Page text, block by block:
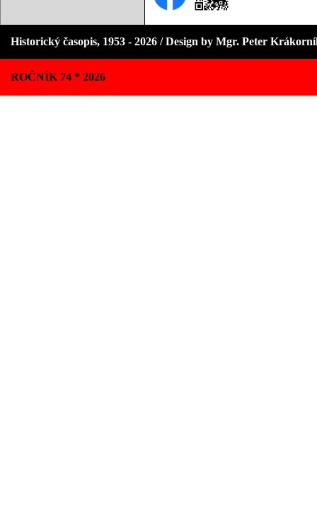
Historický časopis, 1953 - 2026 / Design by Mgr. Peter
ROČNÍK 74 * 2026